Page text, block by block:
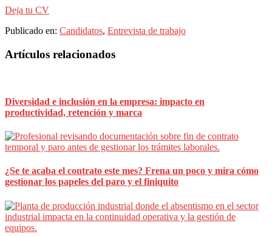
Deja tu CV
Publicado en: Candidatos, Entrevista de trabajo
Barra
Artículos relacionados
Diversidad e inclusión en la empresa: impacto en
productividad, retención y marca
¿Se te acaba el contrato este mes? Frena un poco y mira cómo
gestionar los papeles del paro y el finiquito